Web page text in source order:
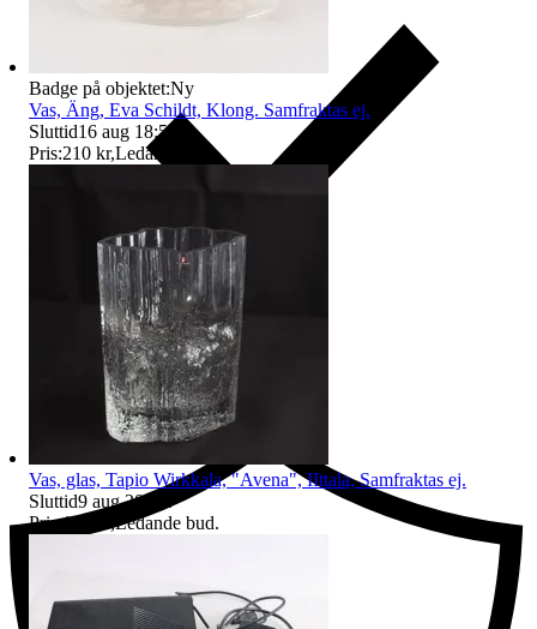
Ersättning om du inte får din vara
Badge på objektet:Ny
Vas, Äng, Eva Schildt, Klong. Samfraktas ej.
Sluttid16 aug 18:54
Pris:210 kr,Ledande bud.
Vas, glas, Tapio Wirkkala, "Avena", IIttala, Samfraktas ej.
Sluttid9 aug 20:31
.
Pris:122 kr ,Ledande bud.